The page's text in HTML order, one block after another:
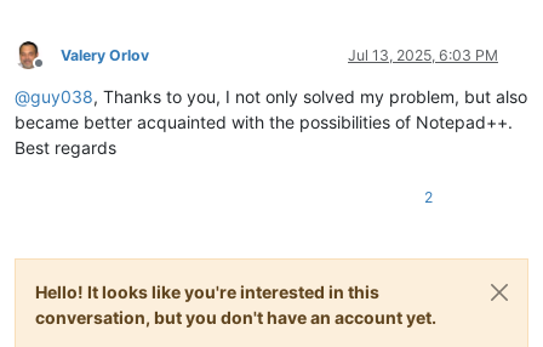
Offline
Valery Orlov Jul 13, 2025, 6:03 PM
@guy038, Thanks to you, I not only solved my problem, but also
became better acquainted with the possibilities of Notepad++.
Best regards
2
Hello! It looks like you're interested in this
conversation, but you don't have an account yet.